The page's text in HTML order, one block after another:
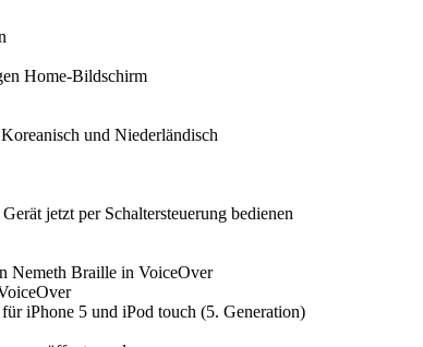
Home-Bildschirm
und Niederländisch
jetzt per Schaltersteuerung bedienen
Nemeth Braille in VoiceOver
iPhone 5 und iPod touch (5. Generation)